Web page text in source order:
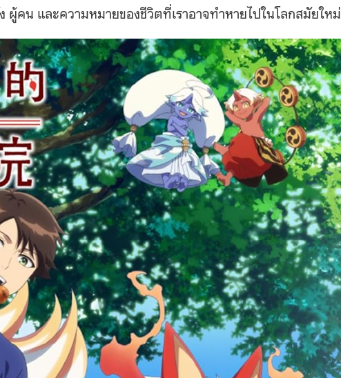
คน และความหมายของชีวิตที่เราอาจทำหายไปในโลกสมัยใหม่